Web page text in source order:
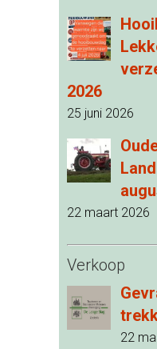
2026
25 juni 2026
22 maart 2026
Verkoop
22